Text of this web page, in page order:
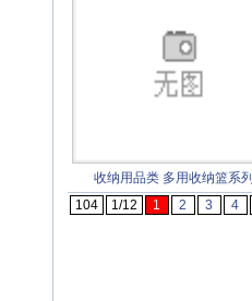
收纳用品类 多用收纳篮系列
104
1/12 1 2 3 4